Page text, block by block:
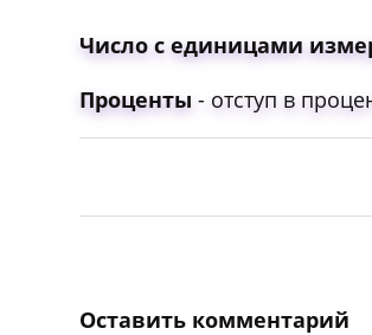
Число с единицами
Проценты - отступ в
Оставить комментарий